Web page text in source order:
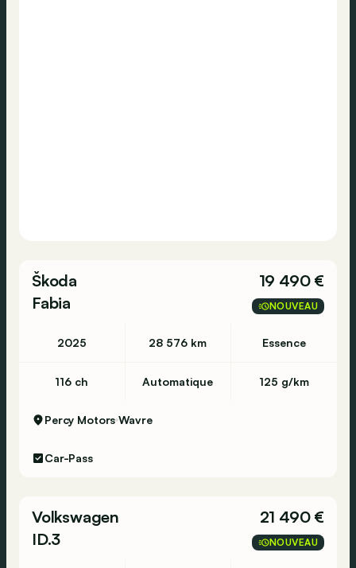
Škoda
Fabia
19 490 €
NOUVEAU
2025 28 576 km Essence
116 ch Automatique 125 g/km
Percy Motors Wavre
Car-Pass
Volkswagen
ID.3
21 490 €
NOUVEAU